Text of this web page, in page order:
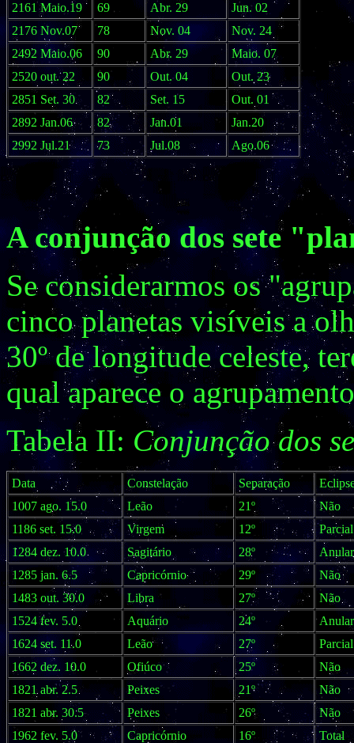
2161 Maio.19
69 Abr. 29
Jun. 02
2176 Nov.07
78 Nov. 04
Nov. 24
2492 Maio.06
90 Abr. 29
Maio. 07
2520 out. 22
90 Out. 04
Out. 23
2851 Set. 30
82 Set. 15
Out. 01
2892 Jan.06
82 Jan.01
Jan.20
2992 Jul.21
73 Jul.08 Ago.06
A conjunção dos sete
Se considerarmos os
cinco planetas visíveis a
30º de longitude celeste,
qual aparece o
Tabela II: Conjunção dos
Data Constelação Separação
1007 ago. 15.0
Leão 21º
Não
1186 set. 15.0
Virgem 12º
Parcial
1284 dez. 10.0
Sagitário 28º
Anular
1285 jan. 6.5
Capricórnio 29º
Não
1483 out. 30.0
Libra 27º
Não
1524 fev. 5.0
Aquário 24º
Anular
1624 set. 11.0
Leão 27º
Parcial
1662 dez. 10.0
Ofiúco 25º
Não
1821 abr. 2.5
Peixes 21º
Não
1821 abr. 30.5
Peixes 26º
Não
1962 fev. 5.0
Capricórnio 16º
Total